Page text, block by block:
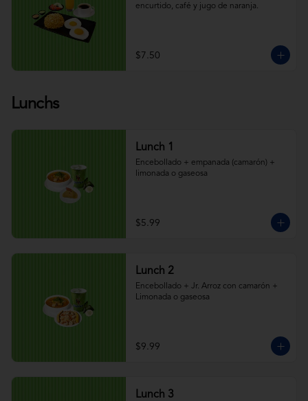
encurtido, café y jugo de naranja.
$7.50
Lunchs
Lunch 1
Encebollado + empanada (camarón) +
limonada o gaseosa
$5.99
Lunch 2
Encebollado + Jr. Arroz con camarón +
Limonada o gaseosa
$9.99
Lunch 3